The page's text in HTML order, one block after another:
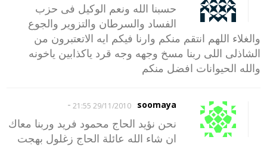
حسبنا الله ونعم الوكيل فى حزب
الفساد والسرطان والتزوير والجوع
والغلاء اللهم انتقم منكم وارنا فيكم ايه الاتعتبرون من
الشاذلى اللى ربنا مسخ وجهه وجه قرد ياكذابين ياخونه
والله الحيوانات افضل منكم
soomaya
29/11/2010 21:55
-
نحن نؤيد الحاج محمود فريد وربنا معاك
ان شاء الله عائلة الحاج زغلول بهجت